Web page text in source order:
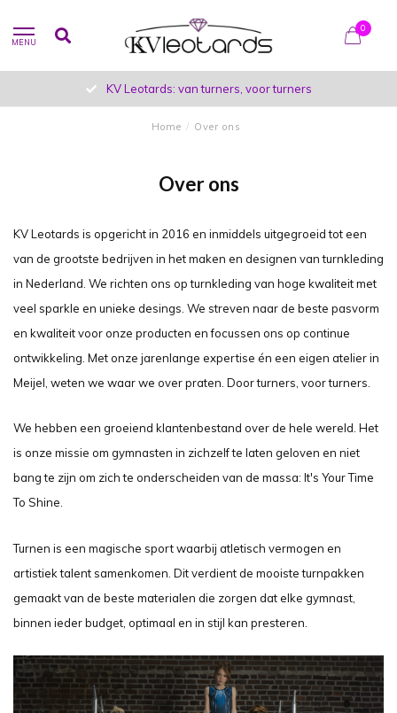
MENU
0
KV Leotards: van turners, voor turners
Home / Over ons
Over ons
KV Leotards is opgericht in 2016 en inmiddels uitgegroeid tot een
van de grootste bedrijven in het maken en designen van turnkleding
in Nederland. We richten ons op turnkleding van hoge kwaliteit met
veel sparkle en unieke desings. We streven naar de beste pasvorm
en kwaliteit voor onze producten en focussen ons op continue
ontwikkeling. Met onze jarenlange expertise én een eigen atelier in
Meijel, weten we waar we over praten. Door turners, voor turners.
We hebben een groeiend klantenbestand over de hele wereld. Het
is onze missie om gymnasten in zichzelf te laten geloven en niet
bang te zijn om zich te onderscheiden van de massa: It's Your Time
To Shine.
Turnen is een magische sport waarbij atletisch vermogen en
artistiek talent samenkomen. Dit verdient de mooiste turnpakken
gemaakt van de beste materialen die zorgen dat elke gymnast,
binnen ieder budget, optimaal en in stijl kan presteren.